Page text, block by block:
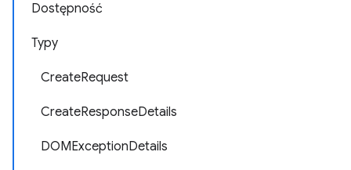
Dostępność
Typy
CreateRequest
CreateResponseDetails
DOMExceptionDetails